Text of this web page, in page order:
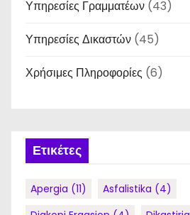
Υπηρεσίες Γραμματέων (43)
Υπηρεσίες Δικαστών (45)
Χρήσιμες Πληροφορίες (6)
Ετικέτες
Apergia (11) Asfalistika (4)